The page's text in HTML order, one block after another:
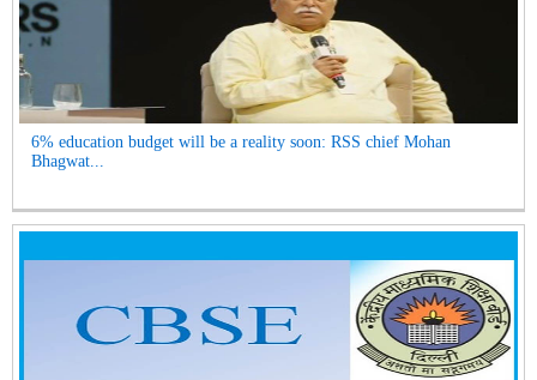
6% education budget will be a reality soon: RSS chief Mohan
Bhagwat...